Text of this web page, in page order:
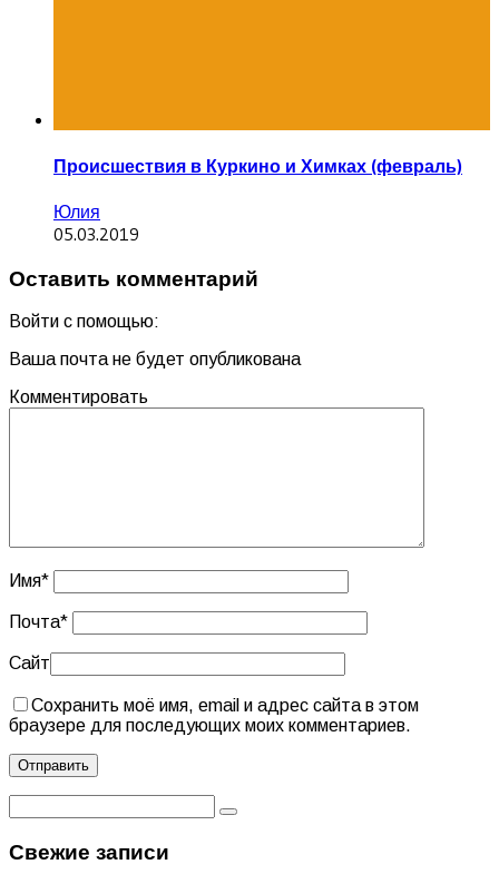
Происшествия в Куркино и Химках (февраль)
Юлия
05.03.2019
Оставить комментарий
Войти с помощью:
Ваша почта не будет опубликована
Комментировать
Имя*
Почта*
Сайт
Сохранить моё имя, email и адрес сайта в этом
браузере для последующих моих комментариев.
Свежие записи